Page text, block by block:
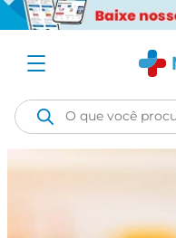
O que você procura?